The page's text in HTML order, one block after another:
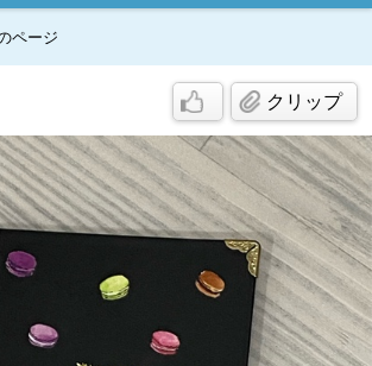
ページ
クリップ